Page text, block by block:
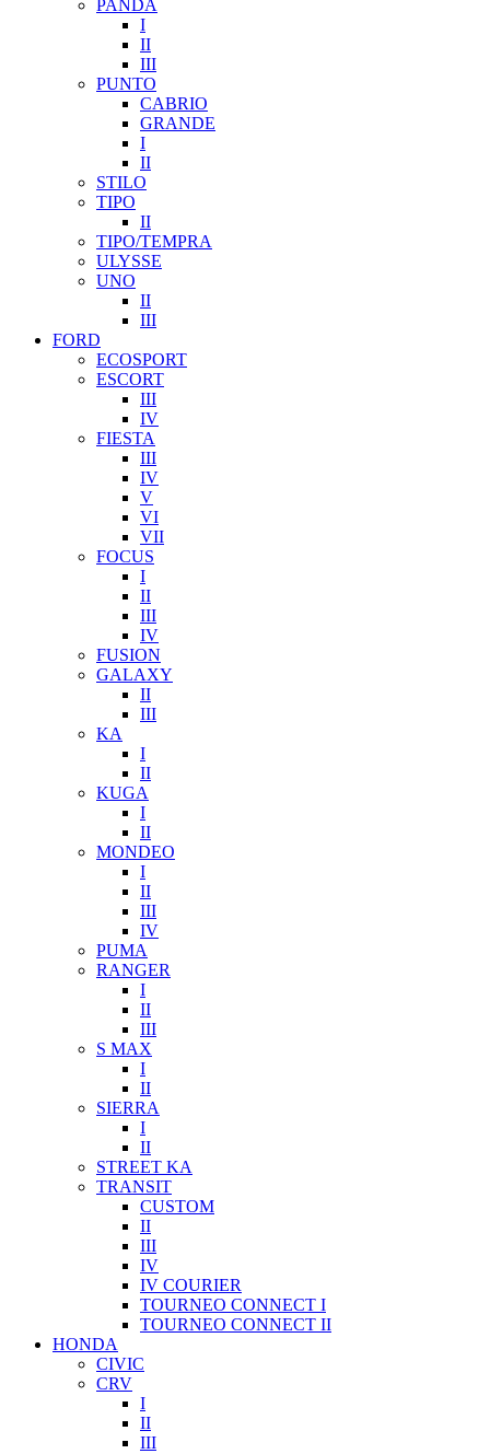
PANDA
I
II
III
PUNTO
CABRIO
GRANDE
I
II
STILO
TIPO
II
TIPO/TEMPRA
ULYSSE
UNO
II
III
FORD
ECOSPORT
ESCORT
III
IV
FIESTA
III
IV
V
VI
VII
FOCUS
I
II
III
IV
FUSION
GALAXY
II
III
KA
I
II
KUGA
I
II
MONDEO
I
II
III
IV
PUMA
RANGER
I
II
III
S MAX
I
II
SIERRA
I
II
STREET KA
TRANSIT
CUSTOM
II
III
IV
IV COURIER
TOURNEO CONNECT I
TOURNEO CONNECT II
HONDA
CIVIC
CRV
I
II
III